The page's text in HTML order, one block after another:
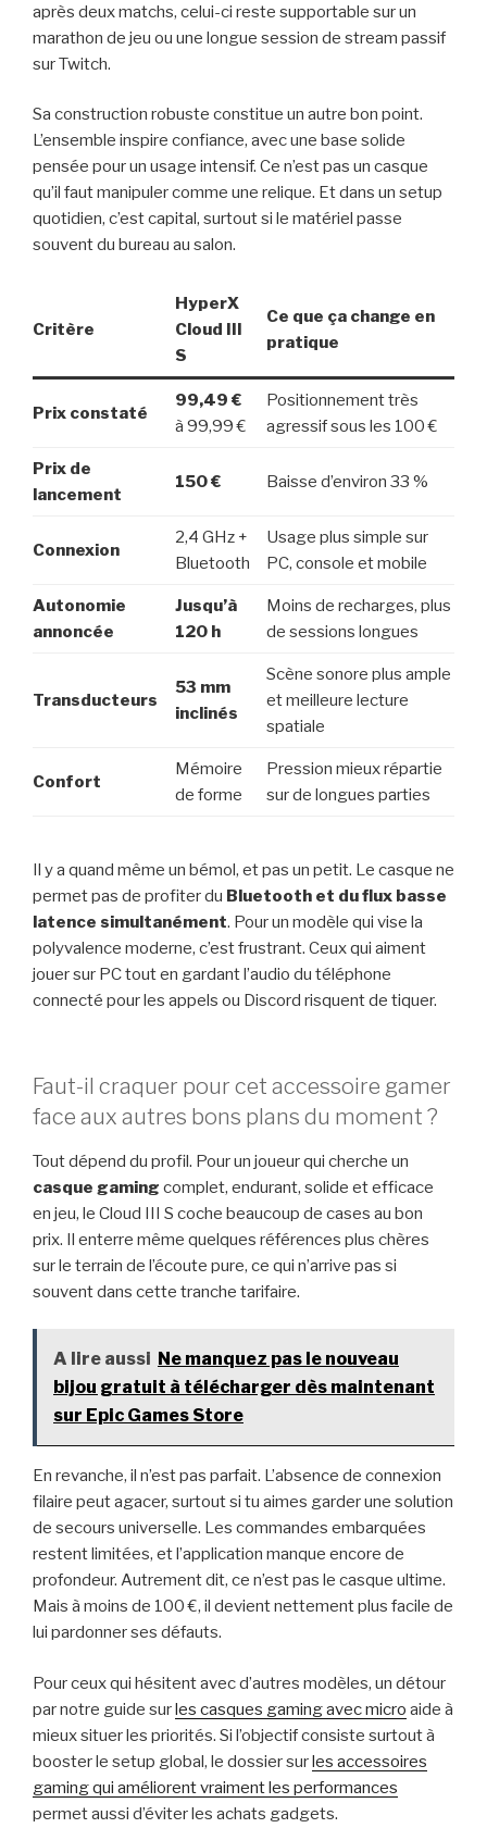
après deux matchs, celui-ci reste supportable sur un
marathon de jeu ou une longue session de stream passif
sur Twitch.
Sa construction robuste constitue un autre bon point.
L’ensemble inspire confiance, avec une base solide
pensée pour un usage intensif. Ce n’est pas un casque
qu’il faut manipuler comme une relique. Et dans un setup
quotidien, c’est capital, surtout si le matériel passe
souvent du bureau au salon.
Critère
HyperX
Cloud III
S
Ce que ça change en
pratique
Prix constaté
99,49 €
à 99,99 €
Positionnement très
agressif sous les 100 €
Prix de
lancement
150 € Baisse d’environ 33 %
Connexion
2,4 GHz +
Bluetooth
Usage plus simple sur
PC, console et mobile
Autonomie
annoncée
Jusqu’à
120 h
Moins de recharges, plus
de sessions longues
Transducteurs
53 mm
inclinés
Scène sonore plus ample
et meilleure lecture
spatiale
Confort
Mémoire
de forme
Pression mieux répartie
sur de longues parties
Il y a quand même un bémol, et pas un petit. Le casque ne
permet pas de profiter du Bluetooth et du flux basse
latence simultanément. Pour un modèle qui vise la
polyvalence moderne, c’est frustrant. Ceux qui aiment
jouer sur PC tout en gardant l’audio du téléphone
connecté pour les appels ou Discord risquent de tiquer.
Faut-il craquer pour cet accessoire gamer
face aux autres bons plans du moment ?
Tout dépend du profil. Pour un joueur qui cherche un
casque gaming complet, endurant, solide et efficace
en jeu, le Cloud III S coche beaucoup de cases au bon
prix. Il enterre même quelques références plus chères
sur le terrain de l’écoute pure, ce qui n’arrive pas si
souvent dans cette tranche tarifaire.
A lire aussi Ne manquez pas le nouveau
bijou gratuit à télécharger dès maintenant
sur Epic Games Store
En revanche, il n’est pas parfait. L’absence de connexion
filaire peut agacer, surtout si tu aimes garder une solution
de secours universelle. Les commandes embarquées
restent limitées, et l’application manque encore de
profondeur. Autrement dit, ce n’est pas le casque ultime.
Mais à moins de 100 €, il devient nettement plus facile de
lui pardonner ses défauts.
Pour ceux qui hésitent avec d’autres modèles, un détour
par notre guide surles casques gaming avec micro aide à
mieux situer les priorités. Si l’objectif consiste surtout à
booster le setup global, le dossier surles accessoires
gaming qui améliorent vraiment les performances
permet aussi d’éviter les achats gadgets.